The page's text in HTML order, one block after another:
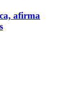
afirma